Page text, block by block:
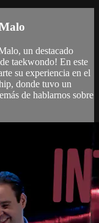
un destacado
taekwondo! En este
su experiencia en el
donde tuvo un
de hablarnos sobre